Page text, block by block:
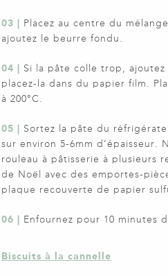
03 | Placez au centre du
ajoutez le beurre fondu.
04 | Si la pâte colle trop,
placez-la dans du papier film.
à 200°C.
05 | Sortez la pâte du
sur environ 5-6mm d’épaisseur.
rouleau à pâtisserie à plusieurs
de Noël avec des emportes-
plaque recouverte de papier
06 | Enfournez pour 10 minutes
Biscuits à la cannelle